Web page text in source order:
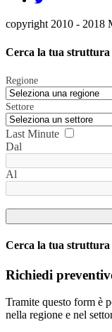
copyright 2010 - 2018
Cerca la tua struttura
Regione
Settore
Last Minute
Dal
Al
Cerca la tua struttura
Richiedi
Tramite questo form è
nella regione e nel